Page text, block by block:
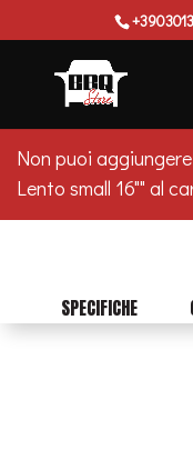
Ricerca
prodotti
Non puoi
Lento small 16"" al
SPECIFICHE